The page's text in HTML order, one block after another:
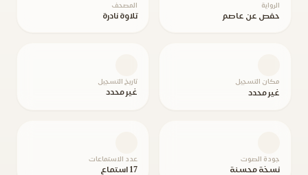
الرواية
حفص عن عاصم
المصحف
تلاوة نادرة
مكان التسجيل
غير محدد
تاريخ التسجيل
غير محدد
جودة الصوت
نسخة محسنة
عدد الاستماعات
17 استماع